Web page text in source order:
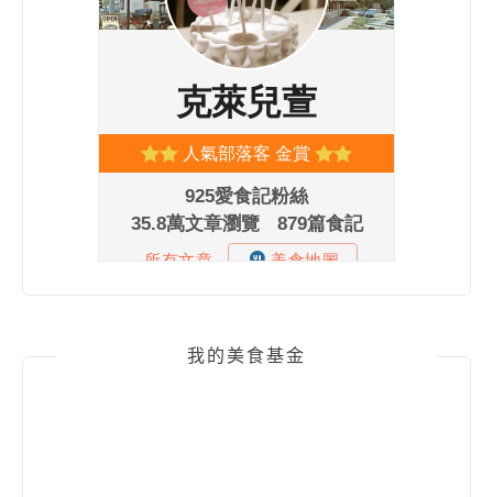
我的美食基金